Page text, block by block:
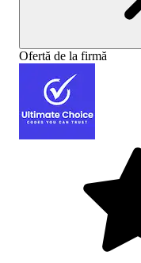
Ofertă de la firmă